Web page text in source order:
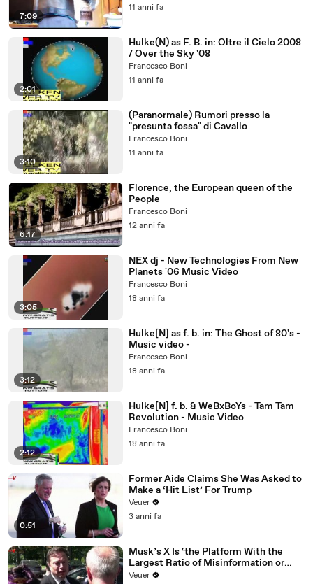
7:09
11 anni fa
2:01
Hulke(N) as F. B. in: Oltre il Cielo 2008
/ Over the Sky '08
Francesco Boni
11 anni fa
3:10
(Paranormale) Rumori presso la
"presunta fossa" di Cavallo
Francesco Boni
11 anni fa
6:17
Florence, the European queen of the
People
Francesco Boni
12 anni fa
3:05
NEX dj - New Technologies From New
Planets '06 Music Video
Francesco Boni
18 anni fa
3:12
Hulke[N] as f. b. in: The Ghost of 80's -
Music video -
Francesco Boni
18 anni fa
2:12
Hulke[N] f. b. & WeBxBoYs - Tam Tam
Revolution - Music Video
Francesco Boni
18 anni fa
0:51
Former Aide Claims She Was Asked to
Make a ‘Hit List’ For Trump
Veuer
3 anni fa
Musk’s X Is ‘the Platform With the
Largest Ratio of Misinformation or
Disinformation’ Amongst All Social
Veuer